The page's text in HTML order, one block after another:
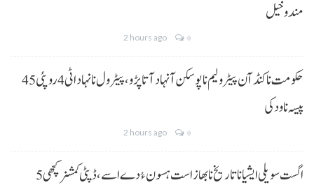
مندوخیل
2 hours ago 0
حکومت نا کنڈ آن پیٹرولیم نا پوسکن آ نہاد آتا پڑو،پیٹرول نا نہاد اٹی 4 روپئی 45
پیسہ نا ودکی
2 hours ago 0
5 اگست سویلی ایشیا نا تاریخ نا بھاز است ہسون ءُ دے اسے،ڈپٹی کمشنر کچھی